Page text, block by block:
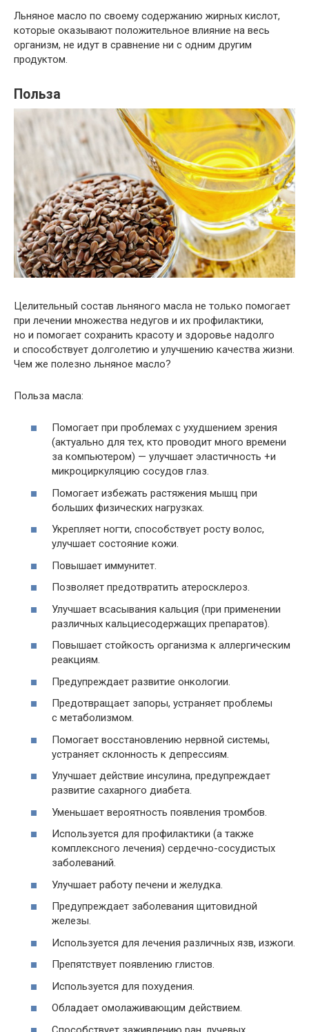
Льняное масло по своему содержанию жирных кислот,
которые оказывают положительное влияние на весь
организм, не идут в сравнение ни с одним другим
продуктом.
Польза
Целительный состав льняного масла не только помогает
при лечении множества недугов и их профилактики,
но и помогает сохранить красоту и здоровье надолго
и способствует долголетию и улучшению качества жизни.
Чем же полезно льняное масло?
Польза масла:
Помогает при проблемах с ухудшением зрения
(актуально для тех, кто проводит много времени
за компьютером) — улучшает эластичность +и
микроциркуляцию сосудов глаз.
Помогает избежать растяжения мышц при
больших физических нагрузках.
Укрепляет ногти, способствует росту волос,
улучшает состояние кожи.
Повышает иммунитет.
Позволяет предотвратить атеросклероз.
Улучшает всасывания кальция (при применении
различных кальциесодержащих препаратов).
Повышает стойкость организма к аллергическим
реакциям.
Предупреждает развитие онкологии.
Предотвращает запоры, устраняет проблемы
с метаболизмом.
Помогает восстановлению нервной системы,
устраняет склонность к депрессиям.
Улучшает действие инсулина, предупреждает
развитие сахарного диабета.
Уменьшает вероятность появления тромбов.
Используется для профилактики (а также
комплексного лечения) сердечно-сосудистых
заболеваний.
Улучшает работу печени и желудка.
Предупреждает заболевания щитовидной
железы.
Используется для лечения различных язв, изжоги.
Препятствует появлению глистов.
Используется для похудения.
Обладает омолаживающим действием.